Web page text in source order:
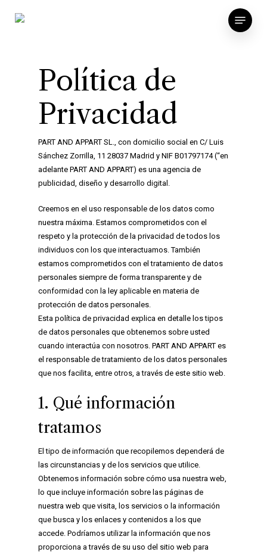
Menu
Política de
Privacidad
PART AND APPART SL., con domicilio social en C/ Luis
Sánchez Zorrilla, 11 28037 Madrid y NIF B01797174 (“en
adelante PART AND APPART) es una agencia de
publicidad, diseño y desarrollo digital.
Creemos en el uso responsable de los datos como
nuestra máxima. Estamos comprometidos con el
respeto y la protección de la privacidad de todos los
individuos con los que interactuamos. También
estamos comprometidos con el tratamiento de datos
personales siempre de forma transparente y de
conformidad con la ley aplicable en materia de
protección de datos personales.
Esta política de privacidad explica en detalle los tipos
de datos personales que obtenemos sobre usted
cuando interactúa con nosotros. PART AND APPART es
el responsable de tratamiento de los datos personales
que nos facilita, entre otros, a través de este sitio web.
1. Qué información
tratamos
El tipo de información que recopilemos dependerá de
las circunstancias y de los servicios que utilice.
Obtenemos información sobre cómo usa nuestra web,
lo que incluye información sobre las páginas de
nuestra web que visita, los servicios o la información
que busca y los enlaces y contenidos a los que
accede. Podríamos utilizar la información que nos
proporciona a través de su uso del sitio web para